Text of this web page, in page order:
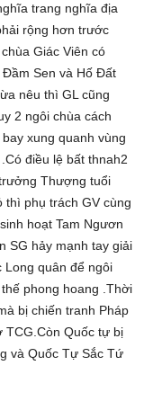
trang nghĩa địa
rộng hơn trước
Giác Viên có
Sen và Hố Đất
nêu thì GL cũng
2 ngôi chùa cách
xung quanh vùng
điều lệ bất thnah2
Thượng tuổi
thì phụ trách GV cùng
hoạt Tam Ngươn
SG hảy mạnh tay giải
quân để ngôi
phong hoang .Thời
bị chiến tranh Pháp
TCG.Còn Quốc tự bị
và Quốc Tự Sắc Tứ